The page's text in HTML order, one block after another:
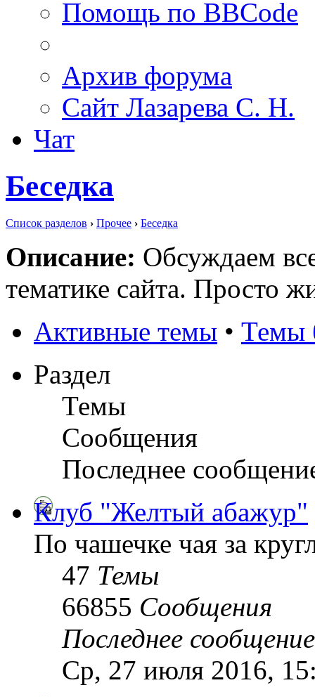
Помощь по BBCode
Архив форума
Сайт Лазарева С. Н.
Чат
Беседка
Список разделов › Прочее › Беседка
Описание: Обсуждаем
тематике сайта. Просто
Активные темы • Темы
Раздел
Темы
Сообщения
Последнее
Клуб "Желтый абажур"
По чашечке чая за
47 Темы
66855 Сообщения
Последнее сообщение
Ср, 27 июля 2016,